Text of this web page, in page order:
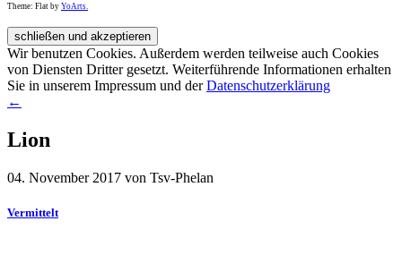
Theme: Flat by YoArts.
Wir benutzen Cookies. Außerdem werden teilweise auch Cookies
von Diensten Dritter gesetzt. Weiterführende Informationen erhalten
Sie in unserem Impressum und derDatenschutzerklärung
←
Lion
04. November 2017 von Tsv-Phelan
Vermittelt